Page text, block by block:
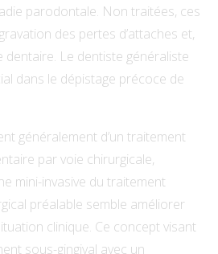
parodontale. Non traitées, ces
des pertes d’attaches et,
dentaire. Le dentiste généraliste
dans le dépistage précoce de
généralement d’un traitement
par voie chirurgicale,
mini-invasive du traitement
préalable semble améliorer
clinique. Ce concept visant
sous-gingival avec un